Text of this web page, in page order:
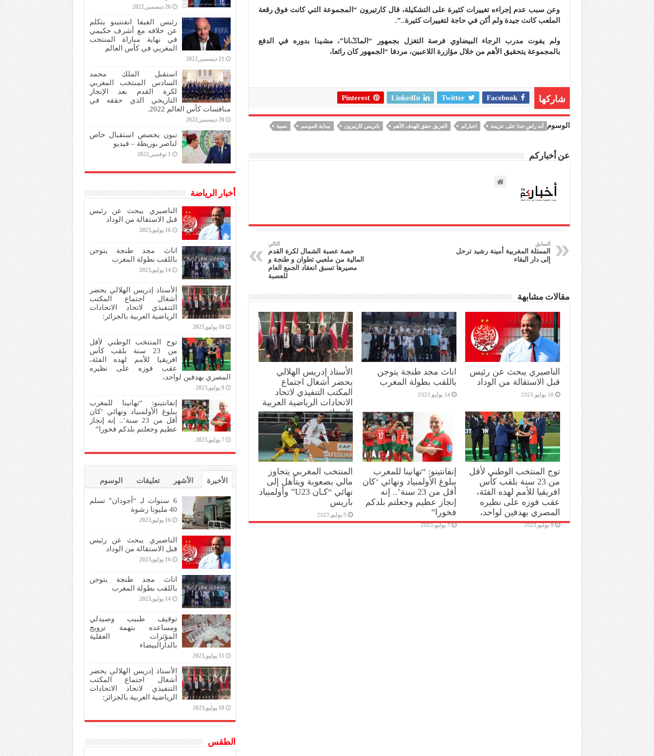
وعن سبب عدم إجراءه تغييرات كثيرة على التشكيلة، قال كارتيرون “المجموعة التي كانت فوق رقعة
الملعب كانت جيدة ولم أكن في حاجة لتغييرات كثيرة..”.
ولم يفوت مدرب الرجاء البيضاوي فرصة التغزل بجمهور “الماݣانا”، مشيدا بدوره في الدفع
بالمجموعة يتحقيق الأهم من خلال مؤازرة اللاعبين، مردفا “الجمهور كان رائعا،
شاركها Facebook
Twitter
LinkedIn
Pinterest
الوسوم أنه راضٍ جدا على عزيمة اخباركم الفريق حقق الهدف الأهم باتريس كارتيرون ببداية الموسم نصية
عن أخباركم
السابق
الممتلة المغربية أمينة رشيد ترحل
إلى دار البقاء
التالي
حصة عصبة الشمال لكرة القدم
المالية من ملعبي تطوان و طنجة و
مصيرها تسبق انعقاد الجمع العام
للعصبة
مقالات مشابهة
الناصيري يبحث عن رئيس
قبل الاستقالة من الوداد
16 يوليو,2023
اناث مجد طنجة يتوجن
باللقب بطولة المغرب
14 يوليو,2023
الأستاذ إدريس الهلالي
يحضر أشغال اجتماع
المكتب التنفيذي لاتحاد
الاتحادات الرياضية العربية
بالجزائر:
10 يوليو,2023
توج المنتخب الوطني لأقل
من 23 سنة بلقب كأس
افريقيا للأمم لهذه الفئة،
عقب فوزه على نظيره
المصري بهدفين لواحد،
9 يوليو,2023
إنفانتينو: “تهانينا للمغرب
ببلوغ الأولمبياد ونهائي ‘كان
أقل من 23 سنة’.. إنه
إنجاز عظيم وجعلتم بلدكم
فخورا”
7 يوليو,2023
المنتخب المغربي يتجاوز
مالي بصعوبة ويتأهل إلى
نهائي “كـان U23” وأولمبياد
باريس
5 يوليو,2023
26 ديسمبر,2022
رئيس الفيفا انفنتينو يتكلم
عن خلافه مع أشرف حكيمي
في نهاية مباراة المنتخب
المغربي في كأس العالم
21 ديسمبر,2022
استقبل الملك محمد
السادس المنتخب المغربي
لكرة القدم بعد الإنجاز
التاريخي الذي حققه في
منافسات كأس العالم 2022.
20 ديسمبر,2022
تبون يخصص استقبال خاص
لناصر بوريطة – فيديو
1 نوفمبر,2022
أخبار الرياضة
الناصيري يبحث عن رئيس
قبل الاستقالة من الوداد
16 يوليو,2023
اناث مجد طنجة يتوجن
باللقب بطولة المغرب
14 يوليو,2023
الأستاذ إدريس الهلالي يحضر
أشغال اجتماع المكتب
التنفيذي لاتحاد الاتحادات
الرياضية العربية بالجزائر:
10 يوليو,2023
توج المنتخب الوطني لأقل
من 23 سنة بلقب كأس
افريقيا للأمم لهذه الفئة،
عقب فوزه على نظيره
المصري بهدفين لواحد،
9 يوليو,2023
إنفانتينو: “تهانينا للمغرب
ببلوغ الأولمبياد ونهائي ‘كان
أقل من 23 سنة’.. إنه إنجاز
عظيم وجعلتم بلدكم فخورا”
7 يوليو,2023
الأخيرة الأشهر تعليقات الوسوم
6 سنوات لـ “أجودان” تسلم
40 مليونا رشوة
16 يوليو,2023
الناصيري يبحث عن رئيس
قبل الاستقالة من الوداد
16 يوليو,2023
اناث مجد طنجة يتوجن
باللقب بطولة المغرب
14 يوليو,2023
توقيف طبيب وصيدلي
ومساعده بتهمة ترويج
المؤثرات العقلية
بالدارالبيضاء
11 يوليو,2023
الأستاذ إدريس الهلالي يحضر
أشغال اجتماع المكتب
التنفيذي لاتحاد الاتحادات
الرياضية العربية بالجزائر:
10 يوليو,2023
الطقس